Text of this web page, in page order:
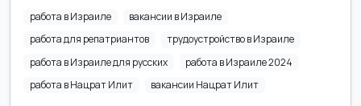
работа в Израиле
вакансии в Израиле
работа для репатриантов
трудоустройство в Израиле
работа в Израиле для русских
работа в Израиле 2024
работа в Нацрат Илит
вакансии Нацрат Илит